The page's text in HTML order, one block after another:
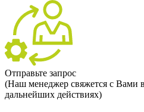
Отправьте запрос
(Наш менеджер свяжется с Вами
дальнейших действиях)